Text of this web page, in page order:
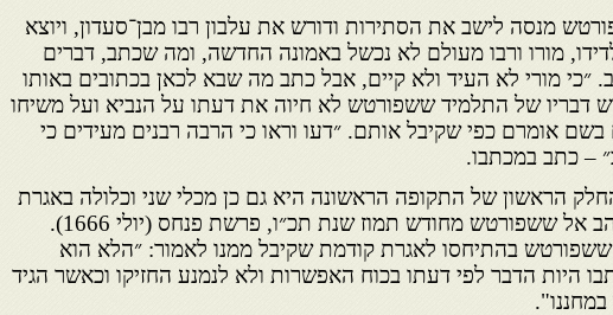
מנסה לישב את הסתירות ודורש את עלבון רבו מבן־סעדון, ויוצא
מורו ורבו מעולם לא נכשל באמונה החדשה, ומה שכתב, דברים
מורי לא העיד ולא קיים, אבל כתב מה שבא לכאן בכתובים באותו
דבריו של התלמיד ששפורטש לא חיוה את דעתו על הנביא ועל משיחו
אומרם כפי שקיבל אותם. ״דעו וראו כי הרבה רבנים מעידים כי
– כתב במכתבו.
הראשון של התקופה הראשונה היא גם כן מכלי שני וכלולה באגרת
של ר׳ יצחק אבוהב אל ששפורטש מחודש תמוז שנת תכ״ו, פרשת פנחס (יולי 1666).
בהתיחסו לאגרת קודמת שקיבל ממנו לאמור: ״הלא הוא
היות הדבר לפי דעתו בכוח האפשרות ולא לנמנע החזיקו וכאשר הגיד
במחננו".